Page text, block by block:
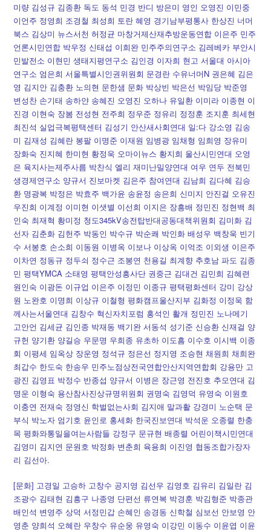
미량 김성규 김종환 독도 동석 민경 반디 방은미 영인 오영진 이민중
이언주 정영희 조경철 최성희 토란 혜영 경기남부평통사 한상진 너머
북스 김상미 뉴스서천 허정균 마창거제산재추방운동연합 이은주 민주
언론시민연합 박우정 신태섭 이희완 민주주의연구소 김레베카 부안시
민발전소 이현민 생태지평연구소 김인경 이자희 현고 서울대 아시아
연구소 엄은희 서울특별시인권위원회 문경란 수유너머N 권은혜 김은
영 김지안 김충환 노의현 문한샘 문화 박상빈 박은선 박임당 박준영
변성찬 손기태 송하얀 송혜진 오영진 오하나 유일환 이미라 이종현 이
진경 이현숙 장봄 전성현 전주희 정우준 정유리 정정훈 조지훈 최세현
최진석 실업극복평택센터 김성기 안산새사회연대 일:다 강소영 김송
미 김재성 김혜란 봉팔 이명준 이재원 임병광 임채형 임희영 장유미
장화숙 진지혜 한미현 황정욱 오마이뉴스 황지희 울산시민연대 오영
은 육지사는제주사름 박찬식 엘리 재미난밀양연대 여우 연두 전북민
생경제연구소 양규서 진보마켓 김은주 참여연대 김남희 김다혜 김승
환 명광복 박정은 박효주 백가윤 송윤정 송은희 신미지 안진걸 오유진
우진희 이계정 이미현 이샛별 이선희 이지은 장흥배 정민진 정현백 최
인숙 최재혁 황미정 청도345kV송전탑반대공동대책위원회 김미화 김
선자 김춘화 김헌주 박동인 박수규 박순쾌 박인화 배성우 백창욱 빈기
수 서봉호 손소희 이동원 이병옥 이보나 이상옥 이억조 이외생 이은주
이차연 정동규 정두쇠 정수근 조봉연 천용길 최계향 추호남 파도 김종
민 평택YMCA 소태영 평택안성흥사단 권중근 김대건 김민희 김혜련
원인숙 이광돈 이규업 이은주 이정민 이종규 평택평화센터 강미 강상
원 노완호 이명희 이상규 이철형 평화캠프울산지부 김화정 이정욱 함
께사는서울연대 김창수 혁신자치포럼 홍석인 활개 정민진 노나메기
고안언 김세균 김인종 박재동 백기완 서동석 성기준 신승환 신재걸 양
규헌 양기환 양길승 우문명 우희종 유초하 이도흠 이수호 이시백 이종
회 이평세 임옥상 장운영 정석규 정은선 정지영 조승현 채원희 채희완
최갑수 한도숙 한송우 민주노점상전국연합안산지역연합회 강용만 고
광진 김영표 박정수 반종섭 양규서 이병은 장근영 전진호 추모연대 김
명운 이형숙 용산참사진상규명위원회 권명숙 김영덕 유영숙 이원호
이충연 전재숙 정영신 학벌없는사회 김지애 말과활 강경미 노순택 문
부식 박노자 엄기호 윤인로 홍세화 한국진보연대 박석운 오종렬 한충
목 평화와통일을여는사람들 강정구 문규현 배종렬 어린이책시민연대
김영미 김지연 문원호 박정화 변춘희 육용희 이진영 협동조합가장자
리 김선아.
[문화] 고경일 고승하 고창수 공지영 김선우 김영호 김유리 김일란 김
조광수 김태현 김흥구 나종영 단편선 류연복 박경훈 박김형준 박종관
배인석 변영주 상덕 서정민갑 손혜인 송경동 신학철 심보선 안보영 안
영춘 양희석 오혜란 우창수 유순웅 유영숙 이강민 이동수 이윤엽 이윤